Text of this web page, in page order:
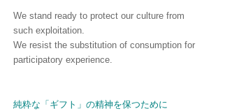
We stand ready to protect our culture from
such exploitation.
We resist the substitution of consumption for
participatory experience.
純粋な「ギフト」の精神を保つために